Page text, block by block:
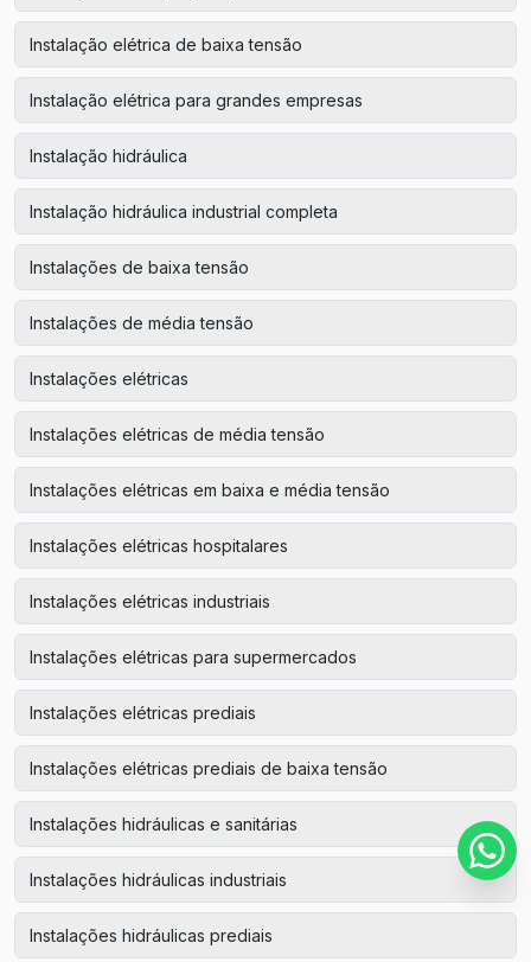
Instalação elétrica de baixa tensão
Instalação elétrica para grandes empresas
Instalação hidráulica
Instalação hidráulica industrial completa
Instalações de baixa tensão
Instalações de média tensão
Instalações elétricas
Instalações elétricas de média tensão
Instalações elétricas em baixa e média tensão
Instalações elétricas hospitalares
Instalações elétricas industriais
Instalações elétricas para supermercados
Instalações elétricas prediais
Instalações elétricas prediais de baixa tensão
Instalações hidráulicas e sanitárias
Instalações hidráulicas industriais
Instalações hidráulicas prediais